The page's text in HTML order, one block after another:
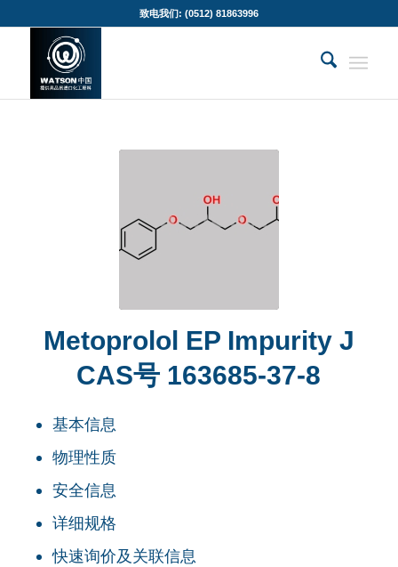
致电我们: (0512) 81863996
Metoprolol EP Impurity J
CAS号 163685-37-8
基本信息
物理性质
安全信息
详细规格
快速询价及关联信息